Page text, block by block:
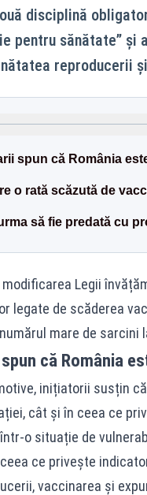
disciplină
pentru sănătate”
reproducerii
spun că România
o rată scăzută de
să fie predată cu
Legii
legate de scăderea
mare de sarcini
că România
inițiatorii susțin
cât și în ceea ce
într-o situație de
ce privește
vaccinarea și